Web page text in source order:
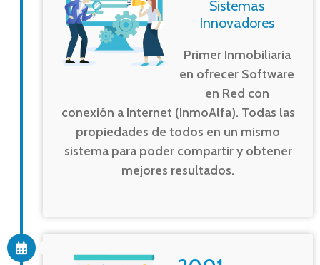
Sistemas
Innovadores
Primer Inmobiliaria
en ofrecer Software
en Red con
conexión a Internet (InmoAlfa). Todas las
propiedades de todos en un mismo
sistema para poder compartir y obtener
mejores resultados.